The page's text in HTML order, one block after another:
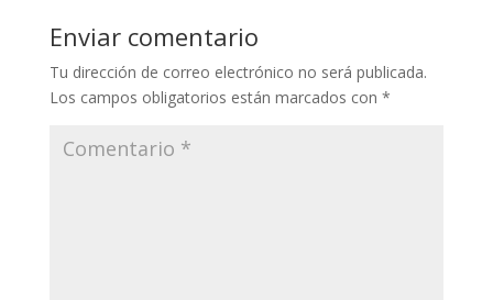
Enviar comentario
Tu dirección de correo electrónico no será publicada.
Los campos obligatorios están marcados con *